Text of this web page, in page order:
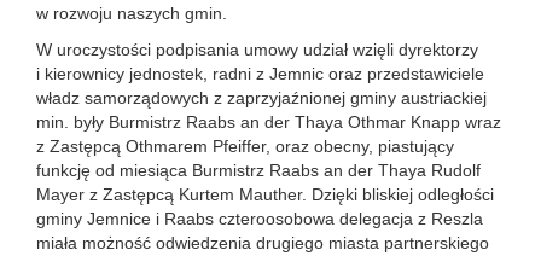
w rozwoju naszych gmin.
W uroczystości podpisania umowy udział wzięli dyrektorzy
i kierownicy jednostek, radni z Jemnic oraz przedstawiciele
władz samorządowych z zaprzyjaźnionej gminy austriackiej
min. były Burmistrz Raabs an der Thaya Othmar Knapp wraz
z Zastępcą Othmarem Pfeiffer, oraz obecny, piastujący
funkcję od miesiąca Burmistrz Raabs an der Thaya Rudolf
Mayer z Zastępcą Kurtem Mauther. Dzięki bliskiej odległości
gminy Jemnice i Raabs czteroosobowa delegacja z Reszla
miała możność odwiedzenia drugiego miasta partnerskiego